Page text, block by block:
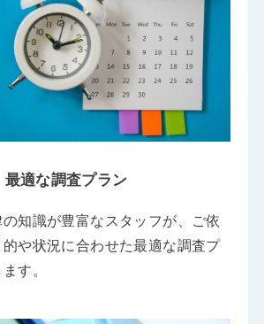
最適な調査プラン
知識が豊富なスタッフが、ご依
や状況に合わせた最適な調査プ
す。